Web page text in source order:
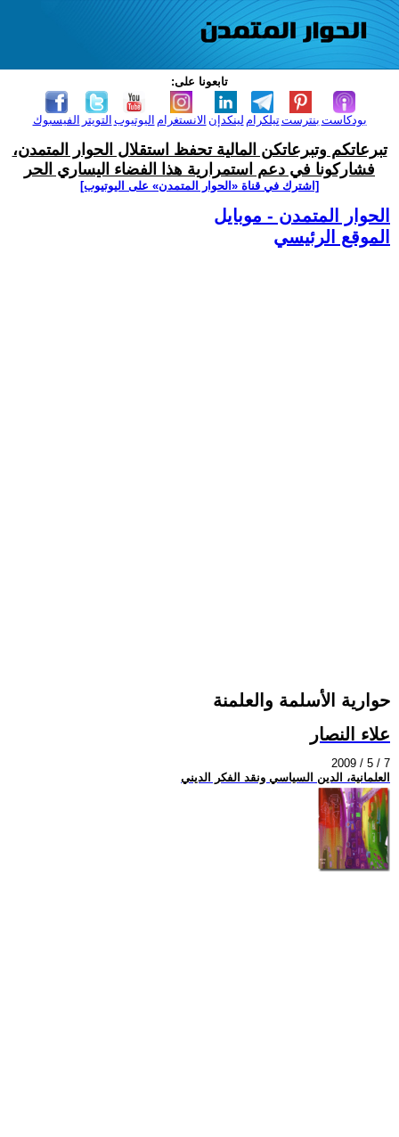
تابعونا على:
الفيسبوك التويتر اليوتيوب الانستغرام لينكدإن تيلكرامبنترست بودكاست
تبرعاتكم وتبرعاتكن المالية تحفظ استقلال الحوار المتمدن،
فشاركونا في دعم استمرارية هذا الفضاء اليساري الحر
[اشترك في قناة ‫«الحوار المتمدن» على اليوتيوب]
الحوار المتمدن - موبايل
الموقع الرئيسي
حوارية الأسلمة والعلمنة
علاء النصار
2009 / 5 / 7
العلمانية، الدين السياسي ونقد الفكر الديني